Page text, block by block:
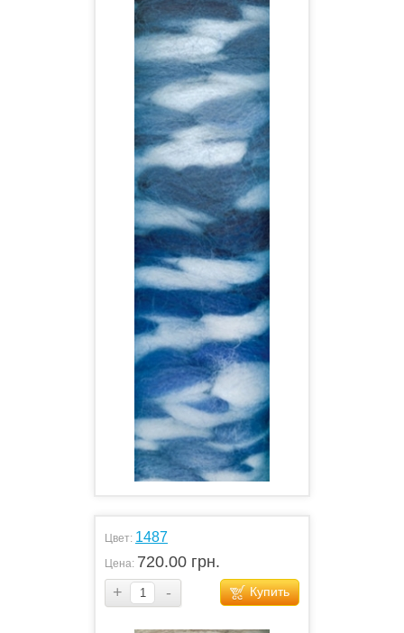
Цвет: 1487
Цена: 720.00 грн.
+
- Купить